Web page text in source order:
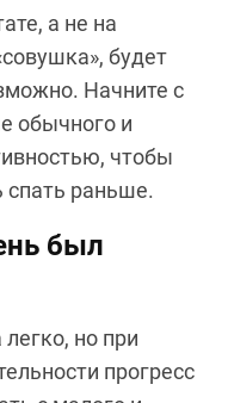
а не на
будет
Начните с
обычного и
чтобы
спать раньше.
был
но при
прогресс